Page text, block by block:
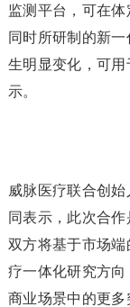
监测平台，可在体
同时所研制的新
生明显变化，可
示。
威脉医疗联合创
同表示，此次合
双方将基于市场
疗一体化研究方
商业场景中的更多